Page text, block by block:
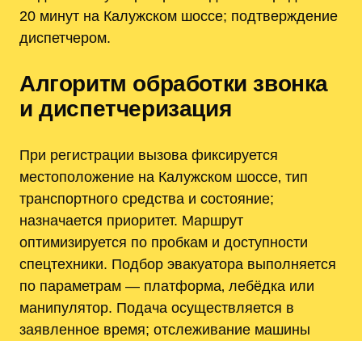
20 минут на Калужском шоссе; подтверждение
диспетчером.
Алгоритм обработки звонка
и диспетчеризация
При регистрации вызова фиксируется
местоположение на Калужском шоссе‚ тип
транспортного средства и состояние;
назначается приоритет. Маршрут
оптимизируется по пробкам и доступности
спецтехники. Подбор эвакуатора выполняется
по параметрам — платформа‚ лебёдка или
манипулятор. Подача осуществляется в
заявленное время; отслеживание машины